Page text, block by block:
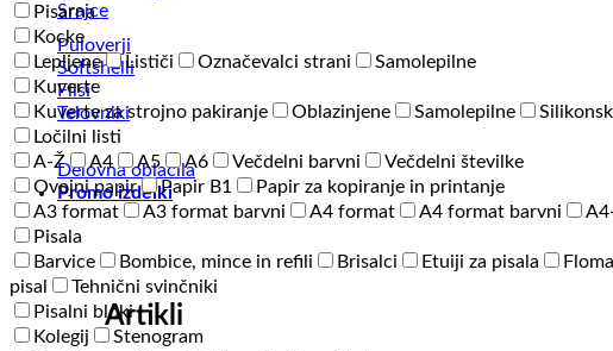
Srajce
Puloverji
Softshelli
Flisi
Telovniki
Delovna oblačila
Promo izdelki
Artikli
Pisarna
Kocke
Lepljene
Lističi Označevalci strani
Samolepilne
Kuverte
Kuverte za strojno pakiranje
Oblazinjene Samolepilne
Ločilni listi
A-Ž
A4 A5 A6 Večdelni barvni
Večdelni številke
Ovojni papir
Papir B1
Papir za kopiranje in printanje
A3 format
A3 format barvni A4 format A4 format barvni
Pisala
Barvice
Bombice, mince in refili Brisalci Etuiji za pisala
pisal
Tehnični svinčniki
Pisalni bloki
Kolegij
Stenogram